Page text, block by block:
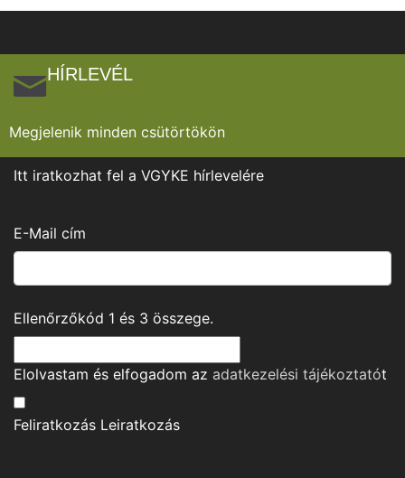
HÍRLEVÉL
Megjelenik minden csütörtökön
Itt iratkozhat fel a VGYKE hírlevelére
E-Mail cím
Ellenőrzőkód 1 és 3 összege.
Elolvastam és elfogadom az adatkezelési tájékoztatót
Feliratkozás Leiratkozás